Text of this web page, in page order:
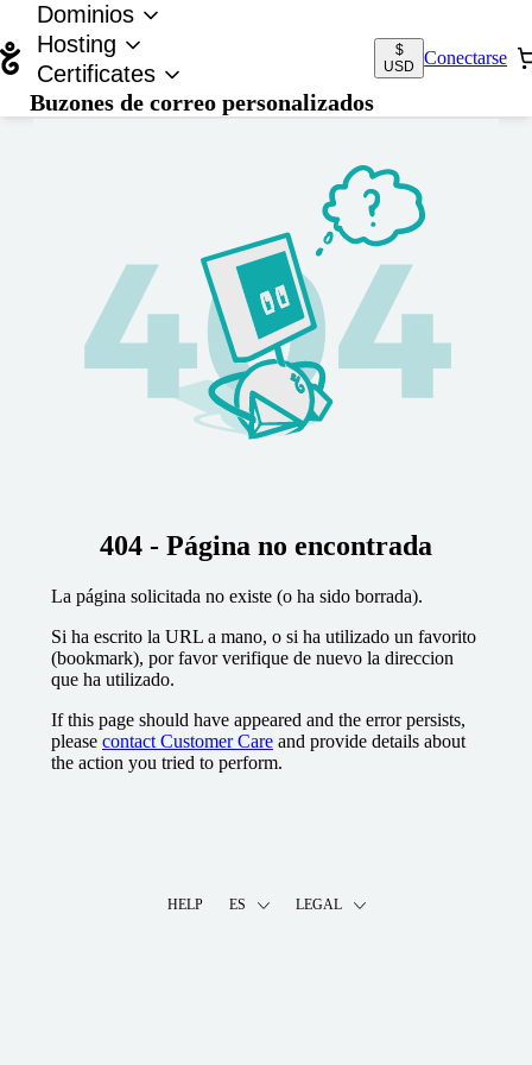
Dominios
Hosting
Certificates
Buzones de correo personalizados
$
USD
Conectarse
404 - Página no encontrada
La página solicitada no existe (o ha sido borrada).
Si ha escrito la URL a mano, o si ha utilizado un favorito
(bookmark), por favor verifique de nuevo la direccion
que ha utilizado.
If this page should have appeared and the error persists,
please contact Customer Care and provide details about
the action you tried to perform.
HELP ES LEGAL